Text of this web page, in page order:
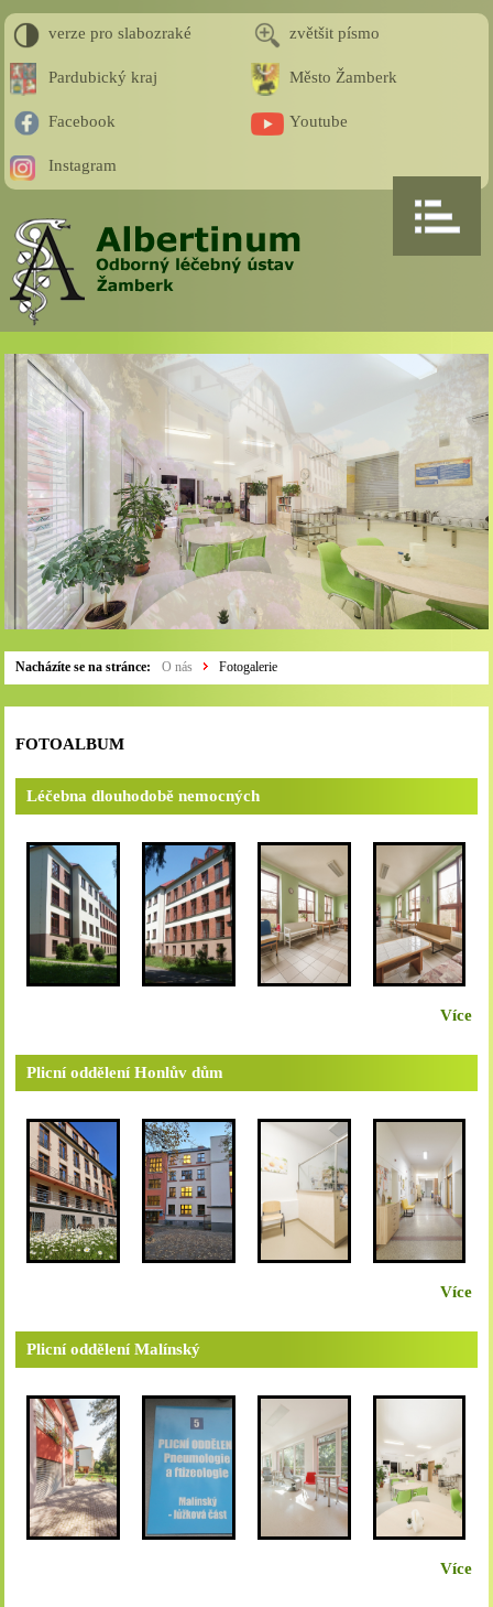
verze pro slabozraké zvětšit písmo
Pardubický kraj Město Žamberk
Facebook Youtube
Instagram
Nacházíte se na stránce: O nás Fotogalerie
FOTOALBUM
Léčebna dlouhodobě nemocných
Více
Plicní oddělení Honlův dům
Více
Plicní oddělení Malínský
Více